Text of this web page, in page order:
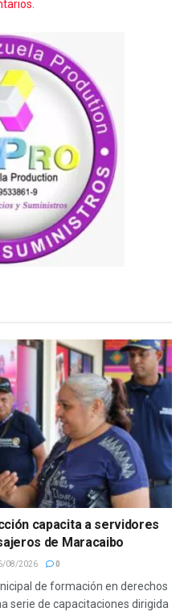
capacita a servidores
de Maracaibo
08/2026 0
de formación en derechos
serie de capacitaciones dirigida